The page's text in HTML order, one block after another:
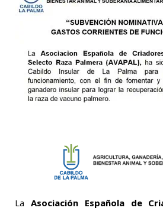
La Asociación Española de